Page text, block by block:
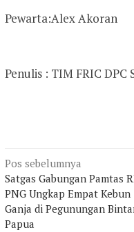
Pewarta:Alex Akoran
Penulis : TIM FRIC DPC
Navigasi
pos
Pos sebelumnya
Satgas Gabungan Pamtas
PNG Ungkap Empat Kebun
Ganja di Pegunungan
Papua